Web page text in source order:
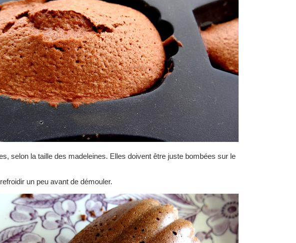
selon la taille des madeleines. Elles doivent être juste bombées sur le
un peu avant de démouler.